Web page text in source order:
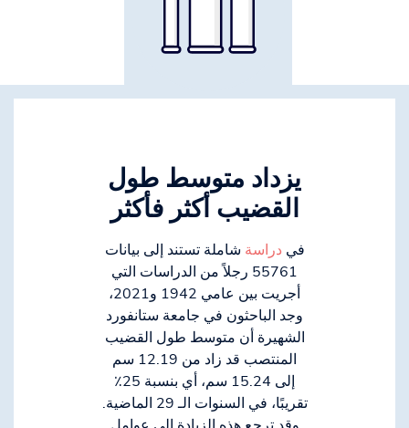
يزداد متوسط طول
القضيب أكثر فأكثر
في دراسة شاملة تستند إلى بيانات
55761 رجلاً من الدراسات التي
أجريت بين عامي 1942 و2021،
وجد الباحثون في جامعة ستانفورد
الشهيرة أن متوسط طول القضيب
المنتصب قد زاد من 12.19 سم
إلى 15.24 سم، أي بنسبة 25٪
تقريبًا، في السنوات الـ 29 الماضية.